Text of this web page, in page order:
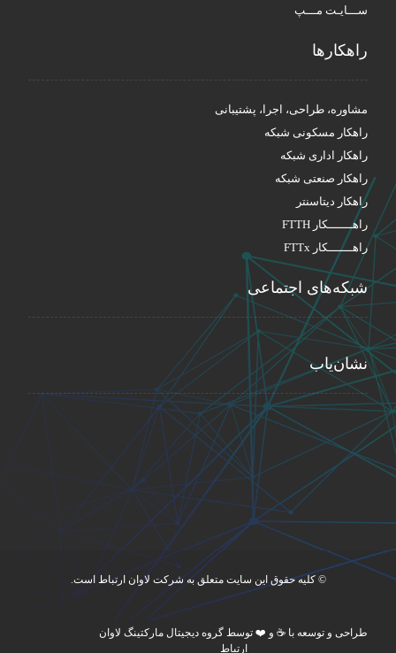
ســـایـت مـــپ
راهکار‌ها
مشاوره، طراحی، اجرا، پشتیبانی
راهکار مسکونی شبکه
راهکار اداری شبکه
راهکار صنعتی شبکه
راهکار دیتاسنتر
راهـــــــکار FTTH
راهـــــــکار FTTx
شبکه‌های اجتماعی
نشان‌یاب
© کلیه حقوق این سایت متعلق به شرکت لاوان ارتباط است.
طراحی و توسعه با ☕ و ❤️ توسط گروه دیجیتال مارکتینگ لاوان
ارتباط